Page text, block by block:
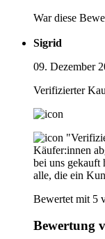
War diese
Sigrid
09. Dezember
Verifizierter
Käufer:innen
bei uns gekauft
alle, die ein
Bewertet mit 5
Bewertung